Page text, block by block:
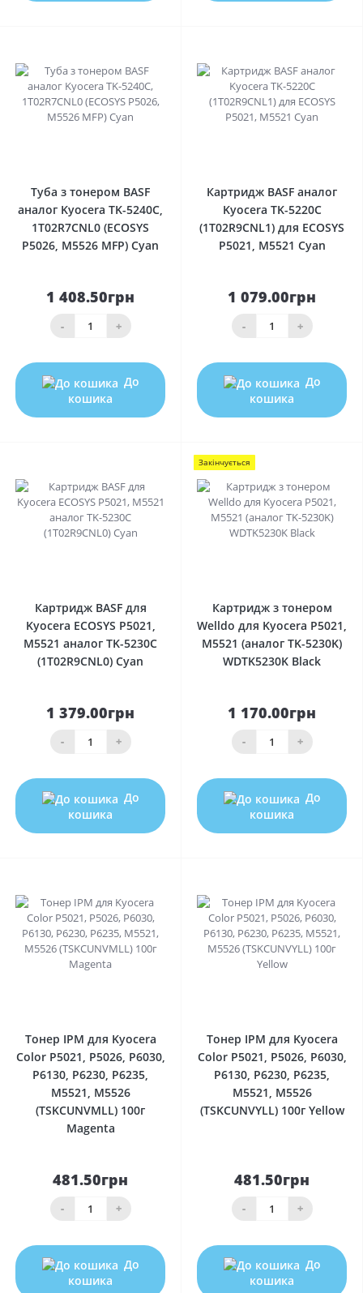
Туба з тонером BASF
аналог Kyocera TK-5240C,
1T02R7CNL0 (ECOSYS
P5026, M5526 MFP) Cyan
1 408.50грн
- +
До
кошика
Картридж BASF аналог
Kyocera TK-5220C
(1T02R9CNL1) для ECOSYS
P5021, M5521 Cyan
1 079.00грн
- +
До
кошика
Картридж BASF для
Kyocera ECOSYS P5021,
M5521 аналог TK-5230C
(1T02R9CNL0) Cyan
1 379.00грн
- +
До
кошика
Закінчується
Картридж з тонером
Welldo для Kyocera P5021,
M5521 (аналог TK-5230K)
WDTK5230K Black
1 170.00грн
- +
До
кошика
Тонер IPM для Kyocera
Color P5021, P5026, P6030,
P6130, P6230, P6235,
M5521, M5526
(TSKCUNVMLL) 100г
Magenta
481.50грн
- +
До
кошика
Тонер IPM для Kyocera
Color P5021, P5026, P6030,
P6130, P6230, P6235,
M5521, M5526
(TSKCUNVYLL) 100г Yellow
481.50грн
- +
До
кошика